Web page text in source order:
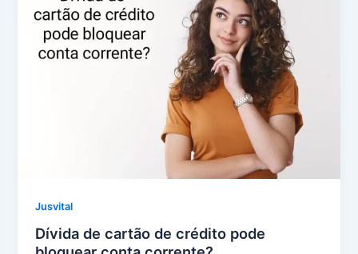
Jusvital
Dívida de cartão de crédito pode